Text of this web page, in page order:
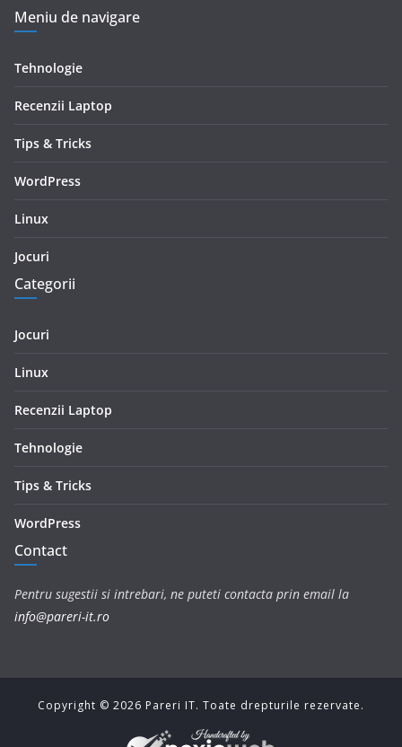
Meniu de navigare
Tehnologie
Recenzii Laptop
Tips & Tricks
WordPress
Linux
Jocuri
Categorii
Jocuri
Linux
Recenzii Laptop
Tehnologie
Tips & Tricks
WordPress
Contact
Pentru sugestii si intrebari, ne puteti contacta prin email la
info@pareri-it.ro
Copyright © 2026 Pareri IT. Toate drepturile rezervate.